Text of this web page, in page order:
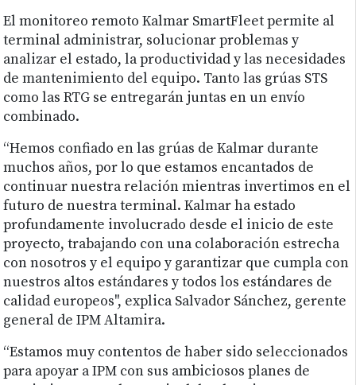
El monitoreo remoto Kalmar SmartFleet permite al
terminal administrar, solucionar problemas y
analizar el estado, la productividad y las necesidades
de mantenimiento del equipo. Tanto las grúas STS
como las RTG se entregarán juntas en un envío
combinado.
“Hemos confiado en las grúas de Kalmar durante
muchos años, por lo que estamos encantados de
continuar nuestra relación mientras invertimos en el
futuro de nuestra terminal. Kalmar ha estado
profundamente involucrado desde el inicio de este
proyecto, trabajando con una colaboración estrecha
con nosotros y el equipo y garantizar que cumpla con
nuestros altos estándares y todos los estándares de
calidad europeos", explica Salvador Sánchez, gerente
general de IPM Altamira.
“Estamos muy contentos de haber sido seleccionados
para apoyar a IPM con sus ambiciosos planes de